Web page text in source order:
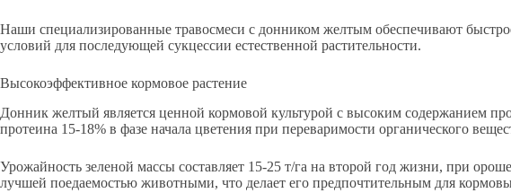
Наши специализированные травосмеси с донником желтым обеспечивают
условий для последующей сукцессии естественной растительности.
Высокоэффективное кормовое растение
Донник желтый является ценной кормовой культурой с высоким содержанием
протеина 15-18% в фазе начала цветения при переваримости органического
Урожайность зеленой массы составляет 15-25 т/га на второй год жизни, при
лучшей поедаемостью животными, что делает его предпочтительным для